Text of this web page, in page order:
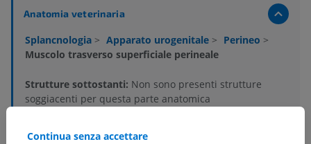
Anatomia veterinaria
Splancnologia > Apparato urogenitale > Perineo >
Muscolo trasverso superficiale perineale
Strutture sottostanti: Non sono presenti strutture
soggiacenti per questa parte anatomica
Continua senza accettare